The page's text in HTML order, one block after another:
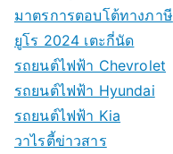
มาตรการตอบโต้ทางภาษี
ยูโร 2024 เตะกี่นัด
รถยนต์ไฟฟ้า Chevrolet
รถยนต์ไฟฟ้า Hyundai
รถยนต์ไฟฟ้า Kia
วาไรตี้ข่าวสาร